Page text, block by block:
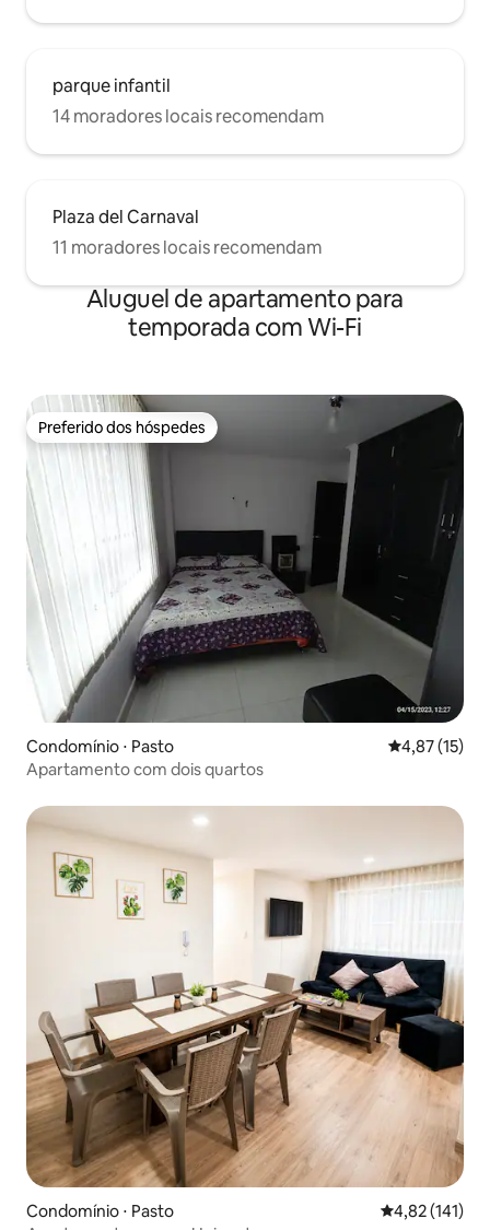
parque infantil
14 moradores locais recomendam
Plaza del Carnaval
11 moradores locais recomendam
Aluguel de apartamento para
temporada com Wi-Fi
Preferido dos hóspedes
Preferido dos hóspedes
Condomínio ⋅ Pasto 4,87 de uma
4,87 (15)
Apartamento com dois quartos
Condomínio ⋅ Pasto 4,82 de uma
4,82 (141)